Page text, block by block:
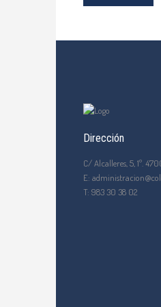
Dirección
C/ Alcalleres, 5, 1º.
E:
T: 983 30 38 02